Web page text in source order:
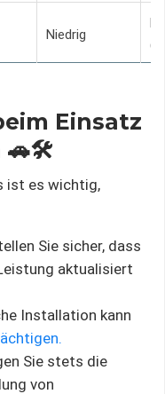
Niedrig
Einsatz
🚗🛠️
ist es wichtig,
Sie sicher, dass
aktualisiert
Installation kann
Sie stets die
von